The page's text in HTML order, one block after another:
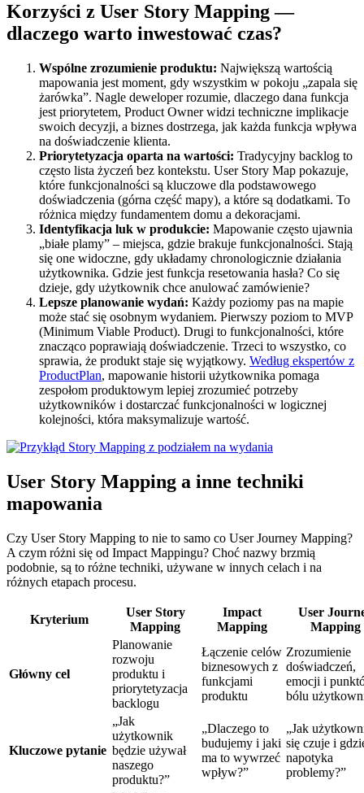
Korzyści z User Story Mapping —
dlaczego warto inwestować czas?
Wspólne zrozumienie produktu: Największą wartością
mapowania jest moment, gdy wszystkim w pokoju „zapala się
żarówka”. Nagle deweloper rozumie, dlaczego dana funkcja
jest priorytetem, Product Owner widzi techniczne implikacje
swoich decyzji, a biznes dostrzega, jak każda funkcja wpływa
na doświadczenie klienta.
Priorytetyzacja oparta na wartości: Tradycyjny backlog to
często lista życzeń bez kontekstu. User Story Map pokazuje,
które funkcjonalności są kluczowe dla podstawowego
doświadczenia (górna część mapy), a które są dodatkami. To
różnica między fundamentem domu a dekoracjami.
Identyfikacja luk w produkcie: Mapowanie często ujawnia
„białe plamy” – miejsca, gdzie brakuje funkcjonalności. Stają
się one widoczne, gdy układamy chronologicznie działania
użytkownika. Gdzie jest funkcja resetowania hasła? Co się
dzieje, gdy użytkownik chce anulować zamówienie?
Lepsze planowanie wydań: Każdy poziomy pas na mapie
może stać się osobnym wydaniem. Pierwszy poziom to MVP
(Minimum Viable Product). Drugi to funkcjonalności, które
znacząco poprawiają doświadczenie. Trzeci to wszystko, co
sprawia, że produkt staje się wyjątkowy. Według ekspertów z
ProductPlan, mapowanie historii użytkownika pomaga
zespołom produktowym lepiej zrozumieć potrzeby
użytkowników i dostarczać funkcjonalności w logicznej
kolejności, która maksymalizuje wartość.
User Story Mapping a inne techniki
mapowania
Czy User Story Mapping to nie to samo co User Journey Mapping?
A czym różni się od Impact Mappingu? Choć nazwy brzmią
podobnie, są to różne techniki, używane w innych celach i na
różnych etapach procesu.
Kryterium
User Story
Mapping
Impact
Mapping
User
Mapping
Główny cel
Planowanie
rozwoju
produktu i
priorytetyzacja
backlogu
Łączenie celów
biznesowych z
funkcjami
produktu
Zrozumienie
doświadczeń,
emocji i
bólu
Kluczowe pytanie
„Jak
użytkownik
będzie używał
naszego
produktu?”
„Dlaczego to
budujemy i jaki
ma to wywrzeć
wpływ?”
„Jak
się czuje i
napotyka
problemy?”